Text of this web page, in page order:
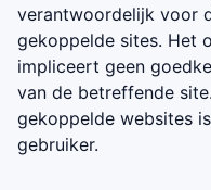
verantwoordelijk voor
gekoppelde sites. Het
impliceert geen
van de betreffende
gekoppelde websites
gebruiker.